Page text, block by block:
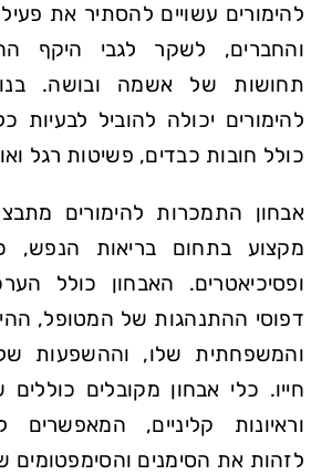
להימורים עשויים להסתיר את
והחברים, לשקר לגבי היקף
תחושות של אשמה ובושה.
להימורים יכולה להוביל לבעיות
כולל חובות כבדים, פשיטות רגל
אבחון התמכרות להימורים
מקצוע בתחום בריאות הנפש,
ופסיכיאטרים. האבחון כולל
דפוסי ההתנהגות של המטופל,
והמשפחתית שלו, וההשפעות
חייו. כלי אבחון מקובלים כוללים
וראיונות קליניים, המאפשרים
לזהות את הסימנים והסימפטומים